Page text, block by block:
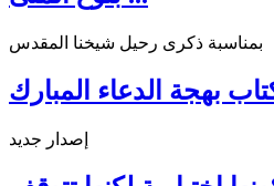
بمناسبة ذكرى رحيل شيخنا المقدس
بهجة الدعاء المبارك
إصدار جديد